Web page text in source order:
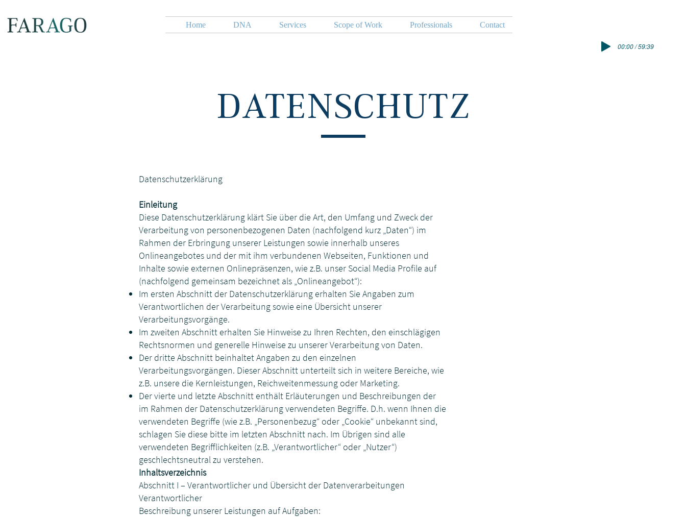
Home DNA Services Scope of Work Professionals Contact
00:00 / 59:39
DATENSCHUTZ
Datenschutzerklärung
Einleitung
Diese Datenschutzerklärung klärt Sie über die Art, den Umfang und Zweck der
Verarbeitung von personenbezogenen Daten (nachfolgend kurz „Daten“) im
Rahmen der Erbringung unserer Leistungen sowie innerhalb unseres
Onlineangebotes und der mit ihm verbundenen Webseiten, Funktionen und
Inhalte sowie externen Onlinepräsenzen, wie z.B. unser Social Media Profile auf
(nachfolgend gemeinsam bezeichnet als „Onlineangebot“):
Im ersten Abschnitt der Datenschutzerklärung erhalten Sie Angaben zum
Verantwortlichen der Verarbeitung sowie eine Übersicht unserer
Verarbeitungsvorgänge.
Im zweiten Abschnitt erhalten Sie Hinweise zu Ihren Rechten, den einschlägigen
Rechtsnormen und generelle Hinweise zu unserer Verarbeitung von Daten.
Der dritte Abschnitt beinhaltet Angaben zu den einzelnen
Verarbeitungsvorgängen. Dieser Abschnitt unterteilt sich in weitere Bereiche, wie
z.B. unsere die Kernleistungen, Reichweitenmessung oder Marketing.
Der vierte und letzte Abschnitt enthält Erläuterungen und Beschreibungen der
im Rahmen der Datenschutzerklärung verwendeten Begriffe. D.h. wenn Ihnen die
verwendeten Begriffe (wie z.B. „Personenbezug“ oder „Cookie“ unbekannt sind,
schlagen Sie diese bitte im letzten Abschnitt nach. Im Übrigen sind alle
verwendeten Begrifflichkeiten (z.B. „Verantwortlicher“ oder „Nutzer“)
geschlechtsneutral zu verstehen.
Inhaltsverzeichnis
Abschnitt I – Verantwortlicher und Übersicht der Datenverarbeitungen
Verantwortlicher
Beschreibung unserer Leistungen auf Aufgaben: